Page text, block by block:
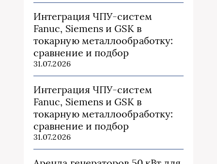
Интеграция ЧПУ-систем
Fanuc, Siemens и GSK в
токарную металлообработку:
сравнение и подбор
31.07.2026
Интеграция ЧПУ-систем
Fanuc, Siemens и GSK в
токарную металлообработку:
сравнение и подбор
31.07.2026